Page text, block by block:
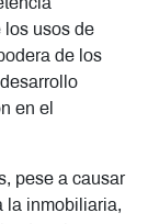
los usos de
de los
en el
pese a causar
la inmobiliaria,